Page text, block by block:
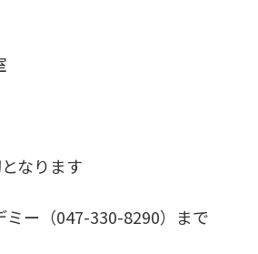
なります
ー（047-330-8290）まで